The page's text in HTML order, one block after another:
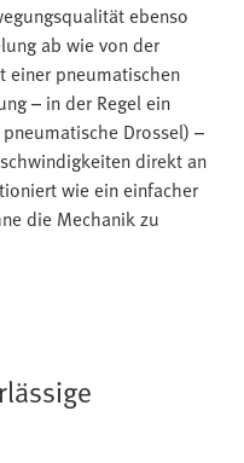
ebenso
ab wie von der
einer pneumatischen
– in der Regel ein
Drossel) –
direkt an
wie ein einfacher
die Mechanik zu